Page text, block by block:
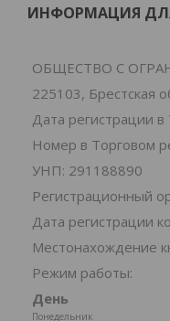
ИНФОРМАЦИЯ
ОБЩЕСТВО С
225103, Брестская
Дата регистрации
Номер в Торговом
УНП: 291188890
Регистрационный
Дата регистрации
Местонахождение
Режим работы:
День
Понедельник